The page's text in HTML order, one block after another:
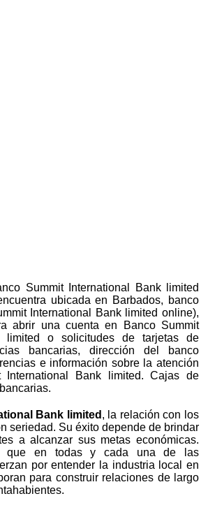
Summit International Bank limited
ubicada en Barbados, banco
International Bank limited online),
abrir una cuenta en Banco Summit
limited o solicitudes de tarjetas de
bancarias, dirección del banco
e información sobre la atención
International Bank limited. Cajas de
Bank limited , la relación con los
seriedad. Su éxito depende de brindar
a alcanzar sus metas económicas.
que en todas y cada una de las
por entender la industria local en
para construir relaciones de largo